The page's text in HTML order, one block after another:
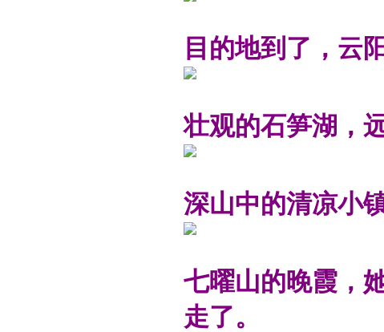
目的地到了，云
壮观的石笋湖，
深山中的清凉
七曜山的晚霞，
走了。